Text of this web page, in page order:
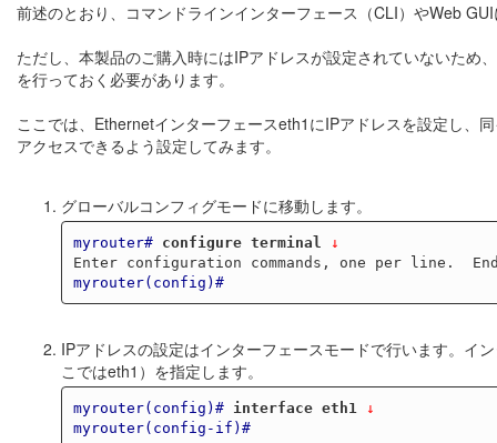
前述のとおり、コマンドラインインターフェース（CLI）やWeb
ただし、本製品のご購入時にはIPアドレスが設定されていないた
を行っておく必要があります。
ここでは、Ethernetインターフェースeth1にIPアドレスを設定し、
アクセスできるよう設定してみます。
グローバルコンフィグモードに移動します。
myrouter# configure terminal ↓
myrouter(config)#
IPアドレスの設定はインターフェースモードで行います。イ
こではeth1）を指定します。
myrouter(config)# interface eth1
↓
myrouter(config-if)#